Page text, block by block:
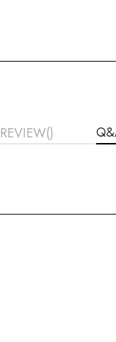
REVIEW()